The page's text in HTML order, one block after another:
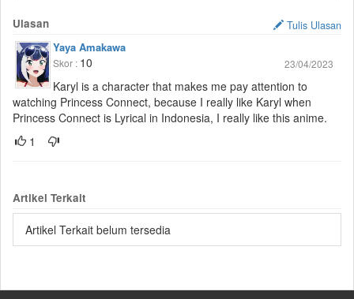
Ulasan Tulis Ulasan
Yaya Amakawa
Skor : 10 23/04/2023
Karyl is a character that makes me pay attention to
watching Princess Connect, because I really like Karyl when
Princess Connect is Lyrical in Indonesia, I really like this anime.
1
Artikel Terkait
Artikel Terkait belum tersedia